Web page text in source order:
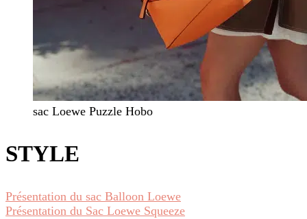
sac Loewe Puzzle Hobo
STYLE
Présentation du sac Balloon Loewe
Présentation du Sac Loewe Squeeze